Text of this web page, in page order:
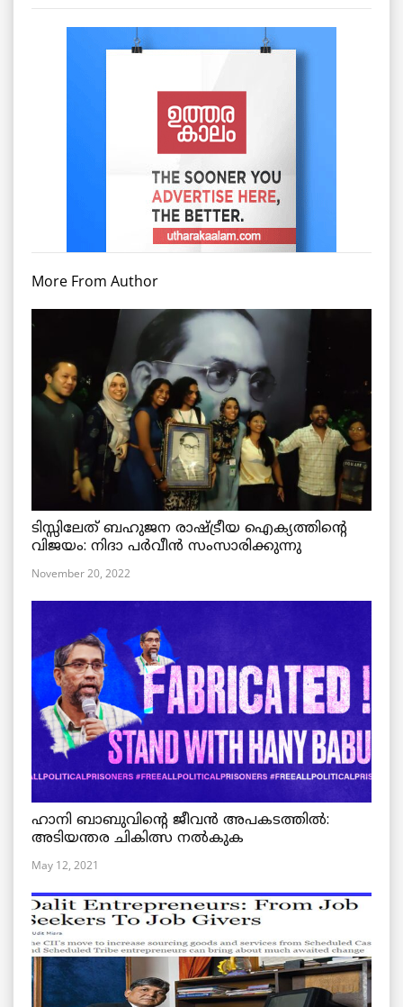
More From Author
ടിസ്സിലേത് ബഹുജന രാഷ്ട്രീയ ഐക്യത്തിന്റെ
വിജയം: നിദാ പർവീൻ സംസാരിക്കുന്നു
November 20, 2022
ഹാനി ബാബുവിന്റെ ജീവൻ അപകടത്തിൽ:
അടിയന്തര ചികിത്സ നൽകുക
May 12, 2021